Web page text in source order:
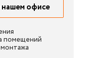
нашем офисе
помещений